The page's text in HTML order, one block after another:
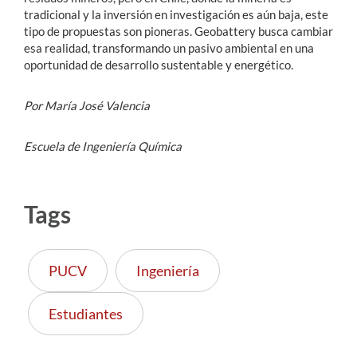
tradicional y la inversión en investigación es aún baja, este
tipo de propuestas son pioneras. Geobattery busca cambiar
esa realidad, transformando un pasivo ambiental en una
oportunidad de desarrollo sustentable y energético.
Por María José Valencia
Escuela de Ingeniería Química
Tags
PUCV Ingeniería
Estudiantes